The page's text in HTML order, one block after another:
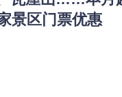
景区门票优惠